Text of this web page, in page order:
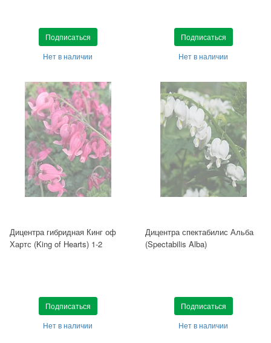
Подписаться
Нет в наличии
Подписаться
Нет в наличии
Дицентра гибридная Кинг оф
Хартс (King of Hearts) 1-2
Подписаться
Нет в наличии
Дицентра спектабилис Альба
(Spectabilis Alba)
Подписаться
Нет в наличии